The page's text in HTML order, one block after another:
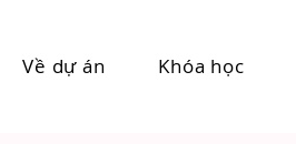
Về dự án Khóa học